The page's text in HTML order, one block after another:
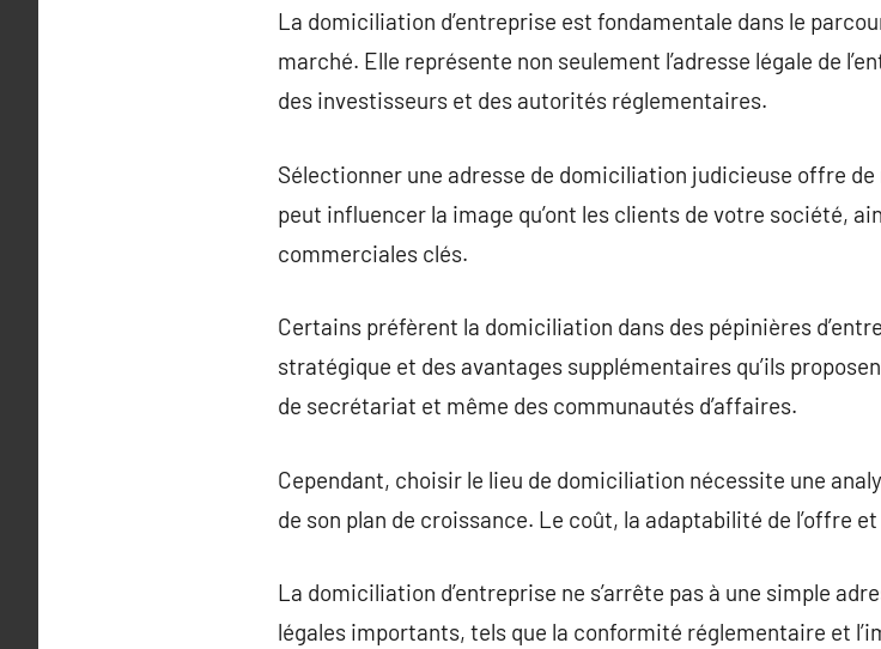
La domiciliation d’entreprise est fondamentale dans le
marché. Elle représente non seulement l’adresse légale de
des investisseurs et des autorités réglementaires.
Sélectionner une adresse de domiciliation judicieuse offre
peut influencer la image qu’ont les clients de votre société,
commerciales clés.
Certains préfèrent la domiciliation dans des pépinières
stratégique et des avantages supplémentaires qu’ils
de secrétariat et même des communautés d’affaires.
Cependant, choisir le lieu de domiciliation nécessite une
de son plan de croissance. Le coût, la adaptabilité de l’offre
La domiciliation d’entreprise ne s’arrête pas à une simple
légales importants, tels que la conformité réglementaire et